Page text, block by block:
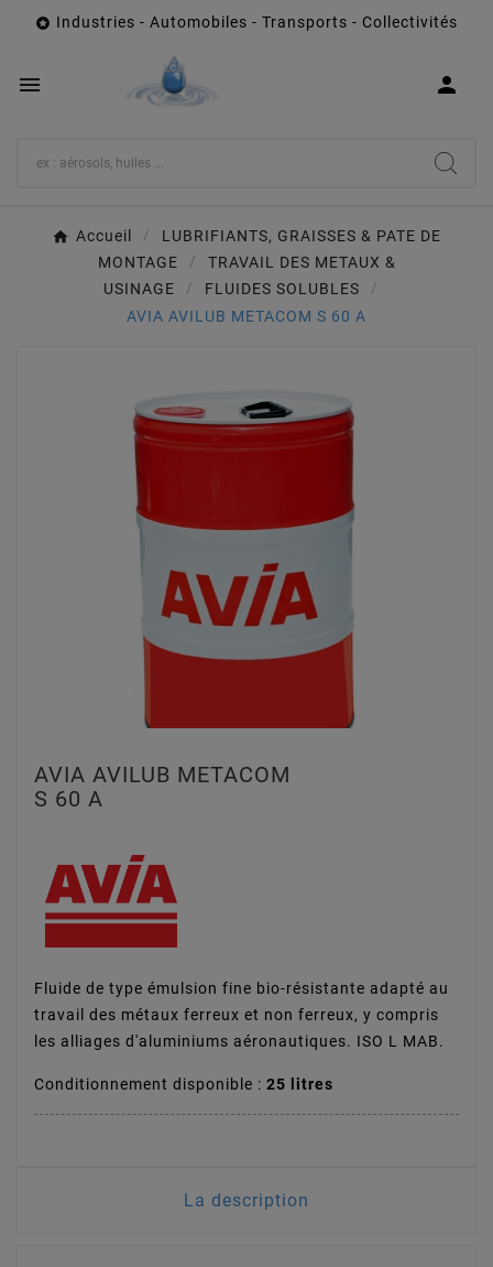
 Industries - Automobiles - Transports - Collectivités
 
Accueil
LUBRIFIANTS, GRAISSES & PATE DE
MONTAGE
TRAVAIL DES METAUX &
USINAGE
FLUIDES SOLUBLES
AVIA AVILUB METACOM S 60 A
AVIA AVILUB METACOM
S 60 A
Fluide de type émulsion fine bio-résistante adapté au
travail des métaux ferreux et non ferreux, y compris
les alliages d'aluminiums aéronautiques. ISO L MAB.
Conditionnement disponible : 25 litres
La description